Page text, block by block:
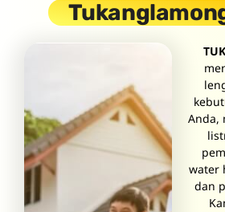
Anda,
water
dan